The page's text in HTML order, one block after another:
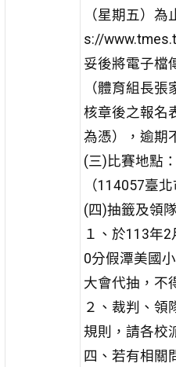
（星期五）
s://
妥後將電子檔
（體育組長
核章後之報名
為憑），逾期
(三)比賽地點
（114057臺
(四)抽籤及領
１、於113年
0分假潭美國
大會代抽，不
２、裁判、領
規則，請各校
四、若有相關